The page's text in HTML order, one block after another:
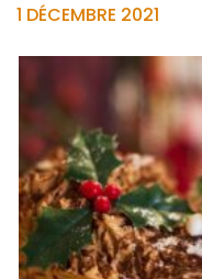
1 DÉCEMBRE 2021